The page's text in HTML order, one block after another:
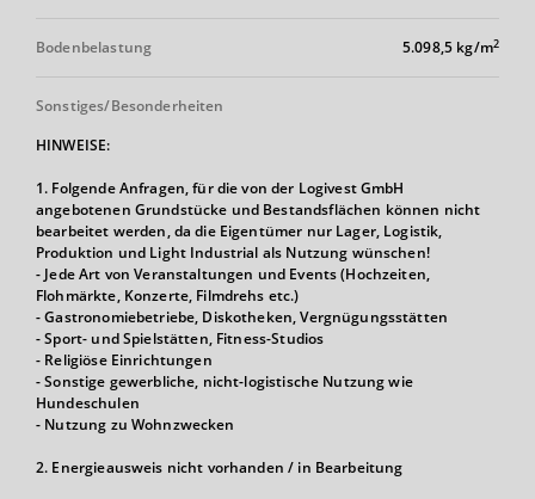
Bodenbelastung 5.098,5 kg/m2
Sonstiges/Besonderheiten
HINWEISE:
1. Folgende Anfragen, für die von der Logivest GmbH
angebotenen Grundstücke und Bestandsflächen können nicht
bearbeitet werden, da die Eigentümer nur Lager, Logistik,
Produktion und Light Industrial als Nutzung wünschen!
- Jede Art von Veranstaltungen und Events (Hochzeiten,
Flohmärkte, Konzerte, Filmdrehs etc.)
- Gastronomiebetriebe, Diskotheken, Vergnügungsstätten
- Sport- und Spielstätten, Fitness-Studios
- Religiöse Einrichtungen
- Sonstige gewerbliche, nicht-logistische Nutzung wie
Hundeschulen
- Nutzung zu Wohnzwecken
2. Energieausweis nicht vorhanden / in Bearbeitung